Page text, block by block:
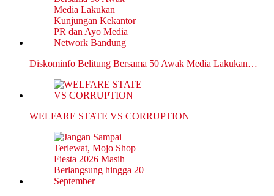
Diskominfo Belitung Bersama 50 Awak Media Lakukan…
WELFARE STATE VS CORRUPTION